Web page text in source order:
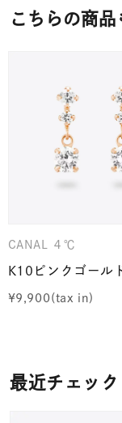
こちらの商
CANAL ４℃
K10ピンクゴール
¥9,900
最近チェッ